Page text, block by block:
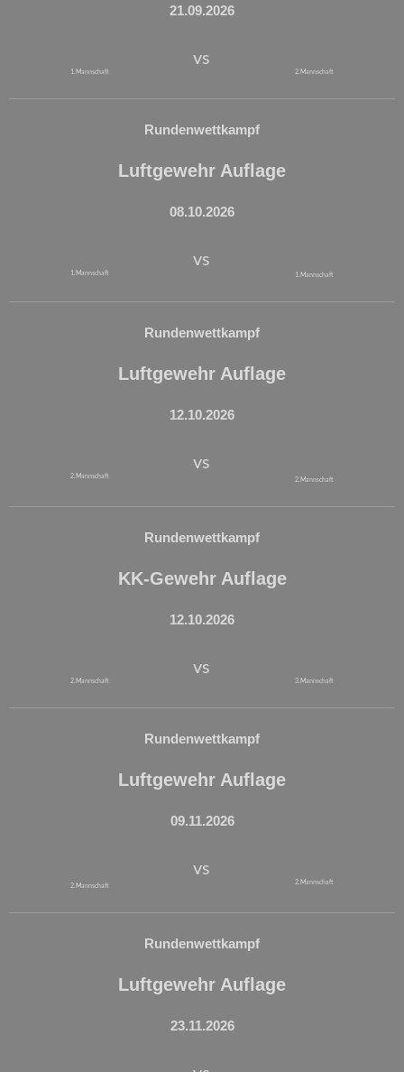
21.09.2026
1. Mannschaft
vs
2. Mannschaft
Rundenwettkampf
Luftgewehr Auflage
08.10.2026
1. Mannschaft
vs
1. Mannschaft
Rundenwettkampf
Luftgewehr Auflage
12.10.2026
2. Mannschaft
vs
2. Mannschaft
Rundenwettkampf
KK-Gewehr Auflage
12.10.2026
2. Mannschaft
vs
3. Mannschaft
Rundenwettkampf
Luftgewehr Auflage
09.11.2026
2. Mannschaft
vs
2. Mannschaft
Rundenwettkampf
Luftgewehr Auflage
23.11.2026